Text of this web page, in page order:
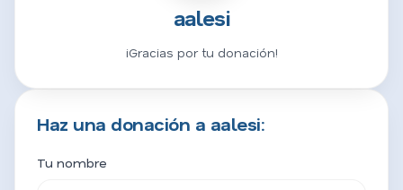
aalesi
¡Gracias por tu donación!
Haz una donación a aalesi:
Tu nombre